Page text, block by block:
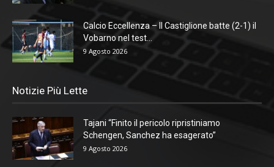
Calcio Eccellenza – Il Castiglione batte (2-1) il
Vobarno nel test...
9 Agosto 2026
Notizie Più Lette
Tajani “Finito il pericolo ripristiniamo
Schengen, Sanchez ha esagerato”
9 Agosto 2026